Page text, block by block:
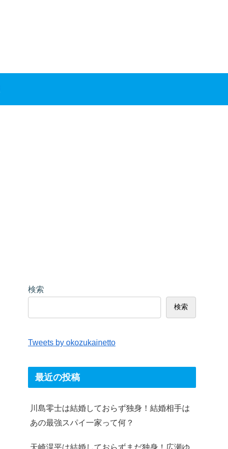
検索
検索
Tweets by okozukainetto
最近の投稿
川島零士は結婚しておらず独身！結婚相手は
あの最強スパイ一家って何？